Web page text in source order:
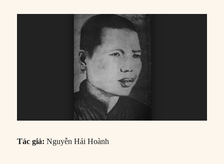
Tác giả: Nguyễn Hải Hoành